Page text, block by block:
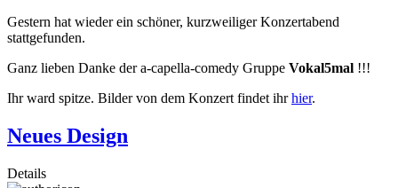
Gestern hat wieder ein schöner, kurzweiliger Konzertabend
stattgefunden.
Ganz lieben Danke der a-capella-comedy Gruppe Vokal5mal !!!
Ihr ward spitze. Bilder von dem Konzert findet ihrhier.
Neues Design
Details